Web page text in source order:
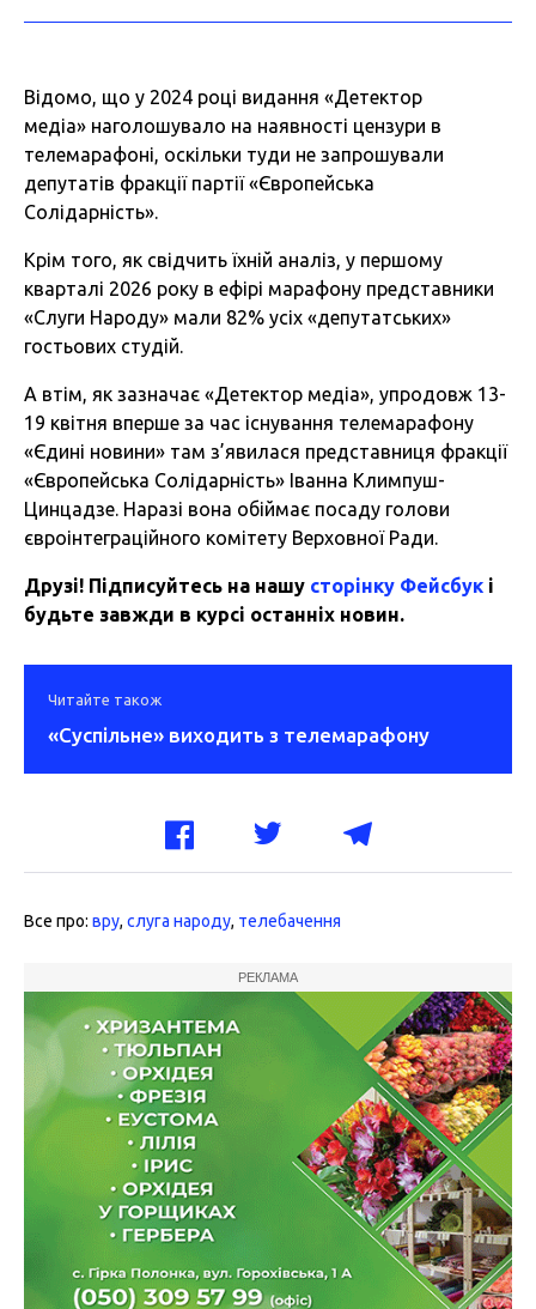
Відомо, що у 2024 році видання «Детектор
медіа» наголошувало на наявності цензури в
телемарафоні, оскільки туди не запрошували
депутатів фракції партії «Європейська
Солідарність».
Крім того, як свідчить їхній аналіз, у першому
кварталі 2026 року в ефірі марафону представники
«Слуги Народу» мали 82% усіх «депутатських»
гостьових студій.
А втім, як зазначає «Детектор медіа», упродовж 13-
19 квітня вперше за час існування телемарафону
«Єдині новини» там з’явилася представниця фракції
«Європейська Солідарність» Іванна Климпуш-
Цинцадзе. Наразі вона обіймає посаду голови
євроінтеграційного комітету Верховної Ради.
Друзі! Підписуйтесь на нашу сторінку Фейсбук і
будьте завжди в курсі останніх новин.
Читайте також
«Суспільне» виходить з телемарафону
Все про: вру, слуга народу, телебачення
РЕКЛАМА